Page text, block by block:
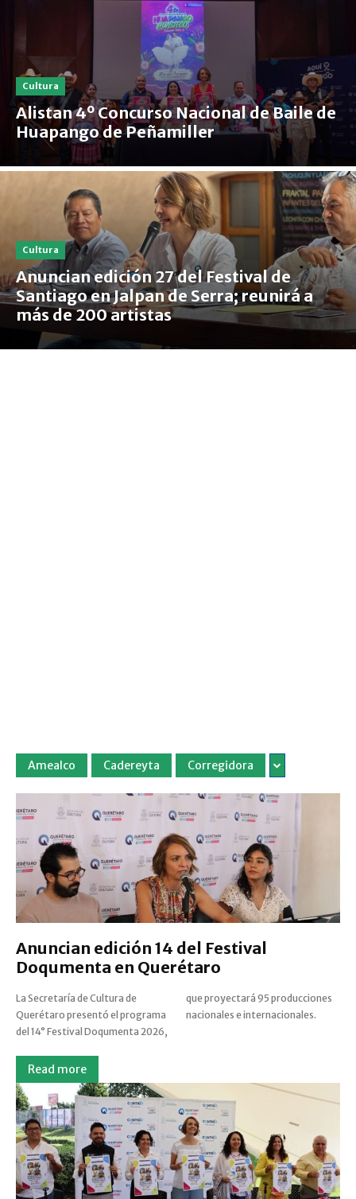
Cultura
Alistan 4º Concurso Nacional de Baile de
Huapango de Peñamiller
Cultura
Anuncian edición 27 del Festival de
Santiago en Jalpan de Serra; reunirá a
más de 200 artistas
Amealco Cadereyta Corregidora
Anuncian edición 14 del Festival
Doqumenta en Querétaro
La Secretaría de Cultura de
Querétaro presentó el programa
del 14° Festival Doqumenta 2026,
que proyectará 95 producciones
nacionales e internacionales.
Read more